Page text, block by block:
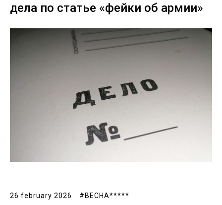
дела по статье «фейки об армии»
26 february 2026 #ВЕСНА*****